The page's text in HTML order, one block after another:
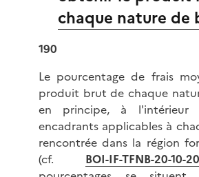
chaque nature de
190
Le pourcentage de frais
produit brut de chaque
en principe, à l'intérieur
encadrants applicables à
rencontrée dans la région
(cf. BOI-IF-TFNB-20-10-